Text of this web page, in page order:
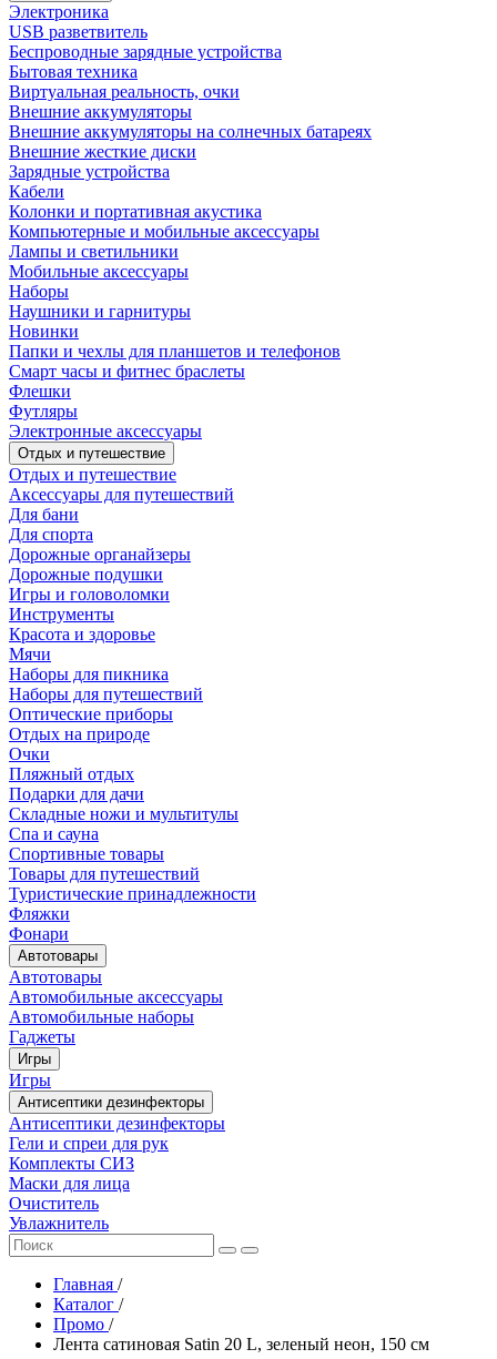
Электроника
USB разветвитель
Беспроводные зарядные устройства
Бытовая техника
Виртуальная реальность, очки
Внешние аккумуляторы
Внешние аккумуляторы на солнечных батареях
Внешние жесткие диски
Зарядные устройства
Кабели
Колонки и портативная акустика
Компьютерные и мобильные аксессуары
Лампы и светильники
Мобильные аксессуары
Наборы
Наушники и гарнитуры
Новинки
Папки и чехлы для планшетов и телефонов
Смарт часы и фитнес браслеты
Флешки
Футляры
Электронные аксессуары
Отдых и путешествие
Отдых и путешествие
Аксессуары для путешествий
Для бани
Для спорта
Дорожные органайзеры
Дорожные подушки
Игры и головоломки
Инструменты
Красота и здоровье
Мячи
Наборы для пикника
Наборы для путешествий
Оптические приборы
Отдых на природе
Очки
Пляжный отдых
Подарки для дачи
Складные ножи и мультитулы
Спа и сауна
Спортивные товары
Товары для путешествий
Туристические принадлежности
Фляжки
Фонари
Автотовары
Автотовары
Автомобильные аксессуары
Автомобильные наборы
Гаджеты
Игры
Игры
Антисептики дезинфекторы
Антисептики дезинфекторы
Гели и спреи для рук
Комплекты СИЗ
Маски для лица
Очиститель
Увлажнитель
Главная /
Каталог /
Промо /
Лента сатиновая Satin 20 L, зеленый неон, 150 см